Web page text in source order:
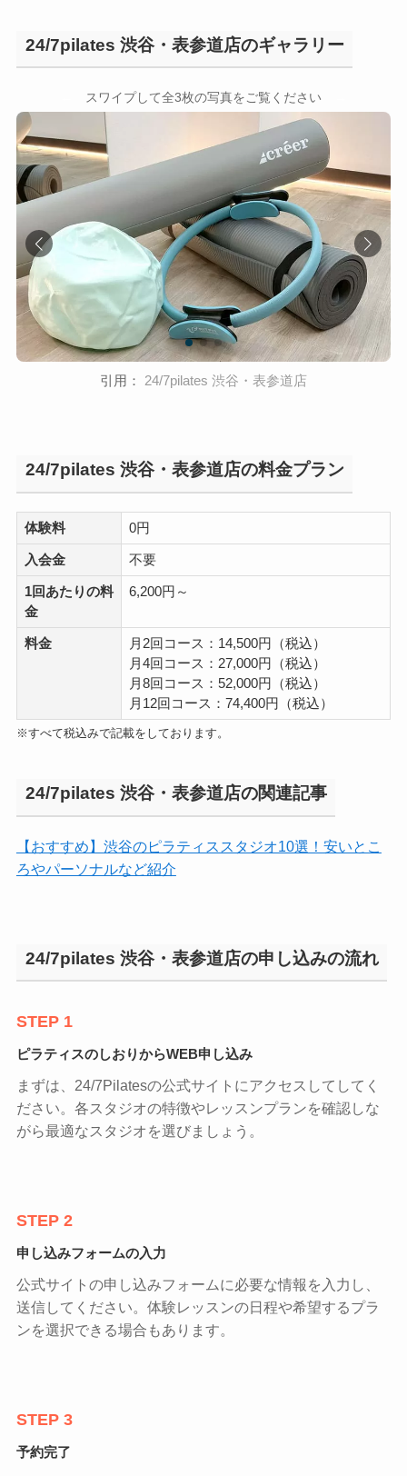
24/7pilates 渋谷・表参道店のギャラリー
スワイプして全3枚の写真をご覧ください
引用： 24/7pilates 渋谷・表参道店
24/7pilates 渋谷・表参道店の料金プラン
体験料 0円
入会金 不要
1回あたりの料
金
6,200円～
料金
月2回コース：14,500円（税込）
月4回コース：27,000円（税込）
月8回コース：52,000円（税込）
月12回コース：74,400円（税込）
※すべて税込みで記載をしております。
24/7pilates 渋谷・表参道店の関連記事
【おすすめ】渋谷のピラティススタジオ10選！安いとこ
ろやパーソナルなど紹介
24/7pilates 渋谷・表参道店の申し込みの流れ
STEP 1
ピラティスのしおりからWEB申し込み
まずは、24/7Pilatesの公式サイトにアクセスしてしてく
ださい。各スタジオの特徴やレッスンプランを確認しな
がら最適なスタジオを選びましょう。
STEP 2
申し込みフォームの入力
公式サイトの申し込みフォームに必要な情報を入力し、
送信してください。体験レッスンの日程や希望するプラ
ンを選択できる場合もあります。
STEP 3
予約完了